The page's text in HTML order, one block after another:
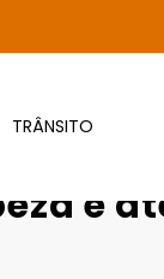
TRÂNSITO
praças na
e